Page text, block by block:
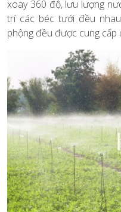
xoay 360 độ, lưu lượng
trí các béc tưới đều
phộng đều được cung cấp